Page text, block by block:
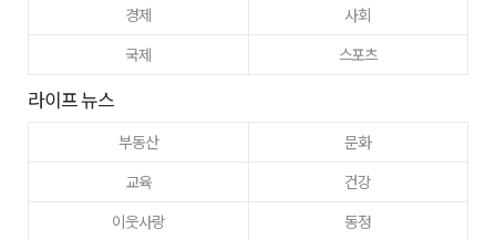
경제
사회
국제
스포츠
라이프 뉴스
부동산
문화
교육
건강
이웃사랑
동정